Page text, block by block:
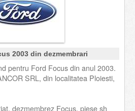
2003 din dezmembrari
pentru Ford Focus din anul 2003.
SRL, din localitatea Ploiesti,
dezmembrez Focus, piese sh